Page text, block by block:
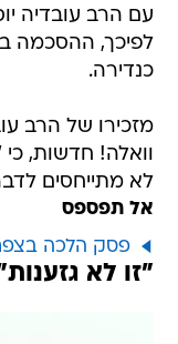
עם הרב עובדיה
לפיכך, ההסכמה
כנדירה.
מזכירו של הרב
וואלה! חדשות, כי
לא מתייחסים
אל תפספס
פסק הלכה
"זו לא